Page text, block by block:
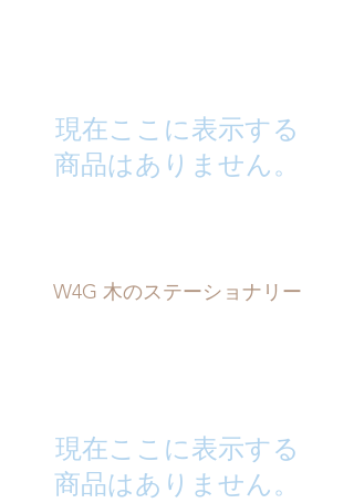
現在ここに表示する
商品はありません。
W4G 木のステーショナリー
現在ここに表示する
商品はありません。